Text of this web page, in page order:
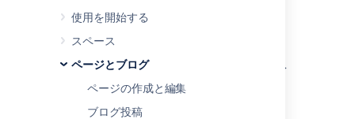
使用を開始する
スペース
ページとブログ
ページの作成と編集
ブログ投稿
クラウド Data Center 9.0
ページの履歴とペ
ージ比較ビュー